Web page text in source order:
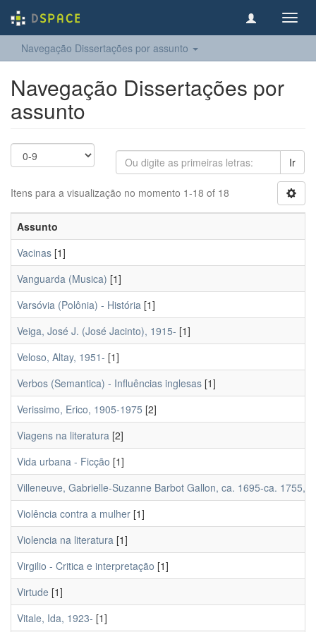
Navegação Dissertações por assunto
Navegação Dissertações por
assunto
Ir
Itens para a visualização no momento 1-18 of 18
Assunto
Vacinas [1]
Vanguarda (Musica) [1]
Varsóvia (Polônia) - História [1]
Veiga, José J. (José Jacinto), 1915- [1]
Veloso, Altay, 1951- [1]
Verbos (Semantica) - Influências inglesas [1]
Verissimo, Erico, 1905-1975 [2]
Viagens na literatura [2]
Vida urbana - Ficção [1]
Villeneuve, Gabrielle-Suzanne Barbot Gallon, ca. 1695-ca. 1755,
Violência contra a mulher [1]
Violencia na literatura [1]
Virgilio - Critica e interpretação [1]
Virtude [1]
Vitale, Ida, 1923- [1]